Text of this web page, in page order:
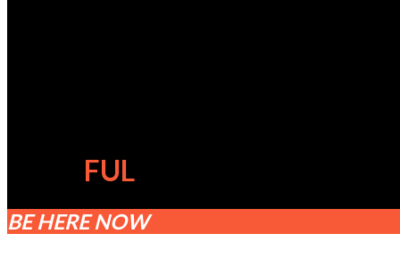
FUL
BE HERE NOW